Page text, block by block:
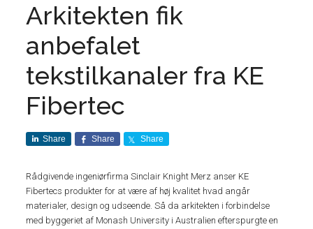
Arkitekten fik
anbefalet
tekstilkanaler fra KE
Fibertec
Share Share Share
Rådgivende ingeniørfirma Sinclair Knight Merz anser KE
Fibertecs produkter for at være af høj kvalitet hvad angår
materialer, design og udseende. Så da arkitekten i forbindelse
med byggeriet af Monash University i Australien efterspurgte en